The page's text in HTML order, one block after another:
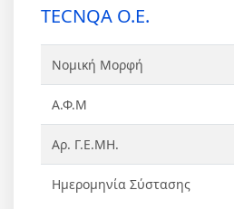
TECNQA Ο.Ε.
Νομική Μορφή
Α.Φ.Μ
Αρ. Γ.Ε.ΜΗ.
Ημερομηνία Σύστασης